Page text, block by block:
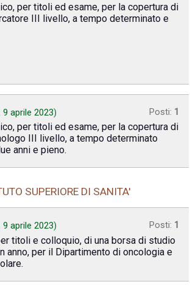
per titoli ed esame, per la copertura di
III livello, a tempo determinato e
9 aprile 2023) Posti: 1
per titoli ed esame, per la copertura di
III livello, a tempo determinato
anni e pieno.
SUPERIORE DI SANITA'
9 aprile 2023) Posti: 1
titoli e colloquio, di una borsa di studio
anno, per il Dipartimento di oncologia e